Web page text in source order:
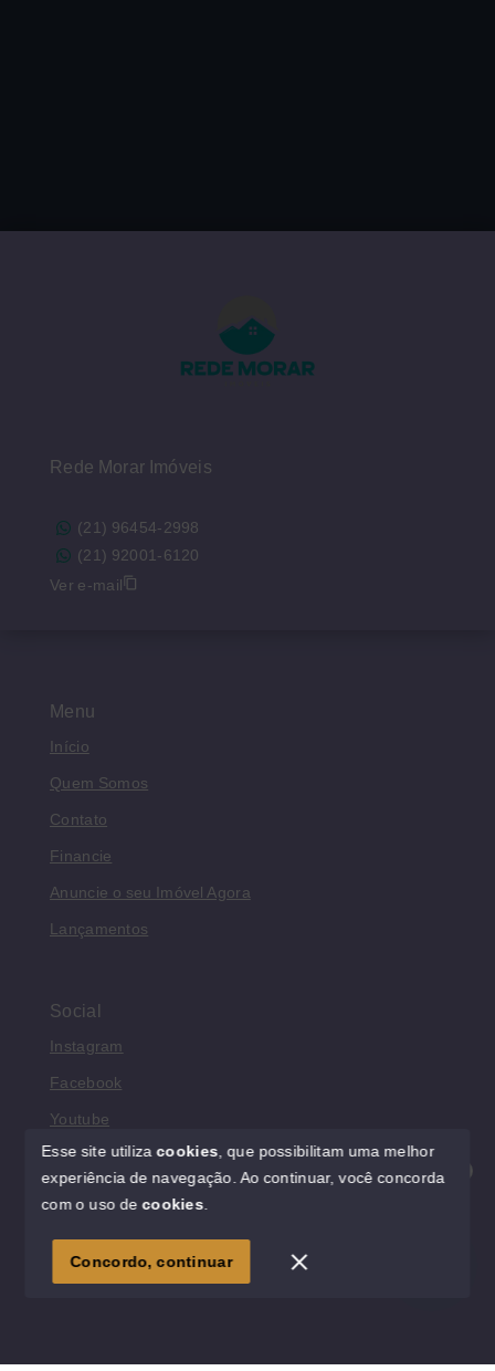
Olá! Estamos disponíveis para te ajudar.
Menu
Início
Quem Somos
Contato
Financie
Anuncie o seu Imóvel Agora
Lançamentos
Social
Instagram
Facebook
Youtube
© Copyright 2026 - Rede Morar Imóveis - Todos os direitos
SITE PARA IMOBILIARIA
Rede Morar Imóveis
(21) 96454-2998
(21) 92001-6120
Ver e-mail
Esse site utilizacookies , que possibilitam uma melhor
experiência de navegação. Ao continuar, você concorda
com o uso decookies
Concordo, continuar